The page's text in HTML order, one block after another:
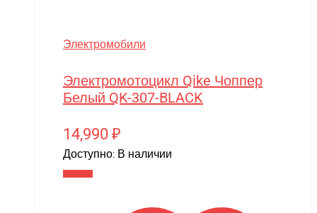
Электромобили
Электромотоцикл Qike Чоппер
Белый QK-307-BLACK
14,990 ₽
Доступно: В наличии